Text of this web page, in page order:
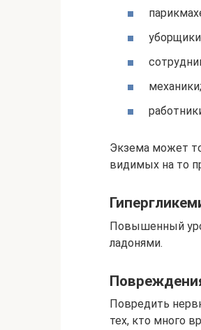
механики;
Экзема может
видимых на то
Повышенный
ладонями.
Повредить
тех, кто много